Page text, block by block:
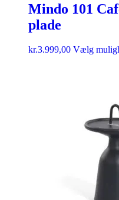
Mindo 101
plade
kr.3.999,00 Vælg